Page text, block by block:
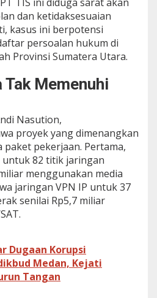
dan ketidaksesuaian
kasus ini berpotensi
persoalan hukum di
Provinsi Sumatera Utara.
Tak Memenuhi
Nasution,
proyek yang dimenangkan
paket pekerjaan. Pertama,
untuk 82 titik jaringan
menggunakan media
jaringan VPN IP untuk 37
senilai Rp5,7 miliar
Dugaan Korupsi
Medan, Kejati
Tangan